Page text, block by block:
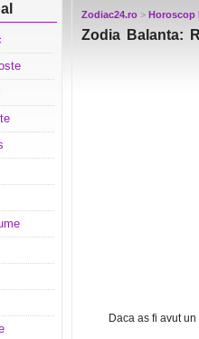
Zodiac24.ro > Horoscop
Zodia Balanta:
Daca as fi avut